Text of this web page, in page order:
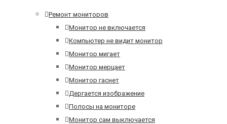
Ремонт мониторов
Монитор не включается
Компьютер не видит монитор
Монитор мигает
Монитор мерцает
Монитор гаснет
Дергается изображение
Полосы на мониторе
Монитор сам выключается